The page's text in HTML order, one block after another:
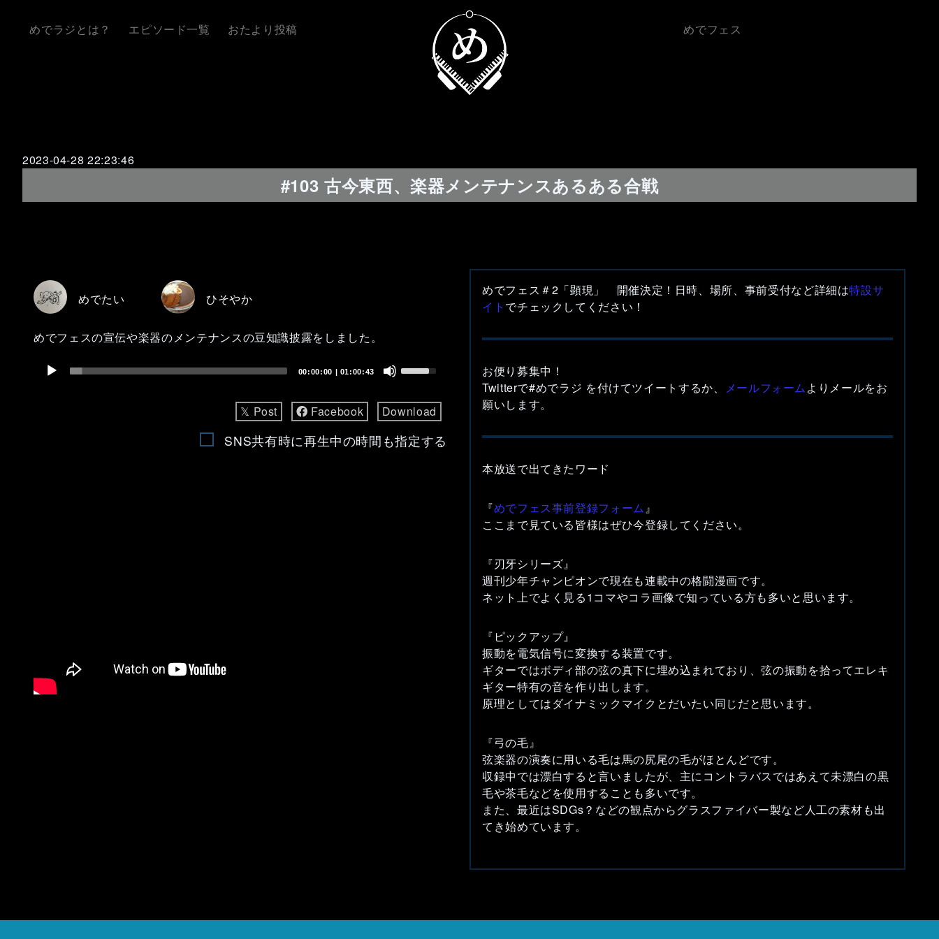
めでラジとは？ エピソード一覧 おたより投稿 めでフェス
2023-04-28 22:23:46
#103 古今東西、楽器メンテナンスあるある合戦
めでたい ひそやか
めでフェスの宣伝や楽器のメンテナンスの豆知識披露をしました。
Audio
Player
00:00:00 | 01:00:43
keys
increase
𝕏 Post Facebook Download
SNS共有時に再生中の時間も指定する
めでフェス＃2「顕現」 開催決定！日時、場所、事前受付など詳細は特設サ
イト でチェックしてください！
お便り募集中！
Twitterで#めでラジ を付けてツイートするか、
メールフォームよりメールをお
願いします。
本放送で出てきたワード
『めでフェス事前登録フォーム』
ここまで見ている皆様はぜひ今登録してください。
『刃牙シリーズ』
週刊少年チャンピオンで現在も連載中の格闘漫画です。
ネット上でよく見る1コマやコラ画像で知っている方も多いと思います。
『ピックアップ』
振動を電気信号に変換する装置です。
ギターではボディ部の弦の真下に埋め込まれており、弦の振動を拾ってエレキ
ギター特有の音を作り出します。
原理としてはダイナミックマイクとだいたい同じだと思います。
『弓の毛』
弦楽器の演奏に用いる毛は馬の尻尾の毛がほとんどです。
収録中では漂白すると言いましたが、主にコントラバスではあえて未漂白の黒
毛や茶毛などを使用することも多いです。
また、最近はSDGs？などの観点からグラスファイバー製など人工の素材も出
てき始めています。